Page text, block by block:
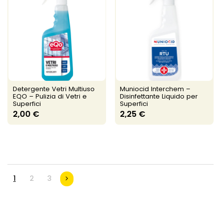
Detergente Vetri Multiuso
EQO – Pulizia di Vetri e
Superfici
2,00 €
Muniocid Interchem –
Disinfettante Liquido per
Superfici
2,25 €
1 2 3